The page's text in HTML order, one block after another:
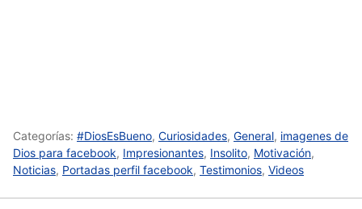
Categorías: #DiosEsBueno, Curiosidades, General, imagenes de
Dios para facebook, Impresionantes, Insolito, Motivación,
Noticias, Portadas perfil facebook, Testimonios, Videos